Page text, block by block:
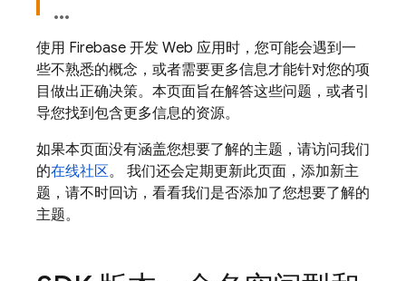
使用 Firebase 开发 Web 应用时，您可能会遇到一
些不熟悉的概念，或者需要更多信息才能针对您的项
目做出正确决策。本页面旨在解答这些问题，或者引
导您找到包含更多信息的资源。
如果本页面没有涵盖您想要了解的主题，请访问我们
的在线社区。 我们还会定期更新此页面，添加新主
题，请不时回访，看看我们是否添加了您想要了解的
主题。